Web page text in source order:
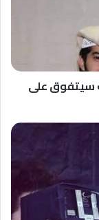
سيتفوق على